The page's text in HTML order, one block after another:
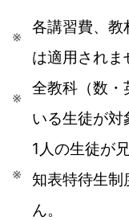
各講習費、教
は適用されま
全教科（数・
いる生徒が対
1人の生徒が
知表特待生制
ん。